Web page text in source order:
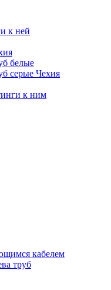
к ней
белые
серые Чехия
к ним
кабелем
труб